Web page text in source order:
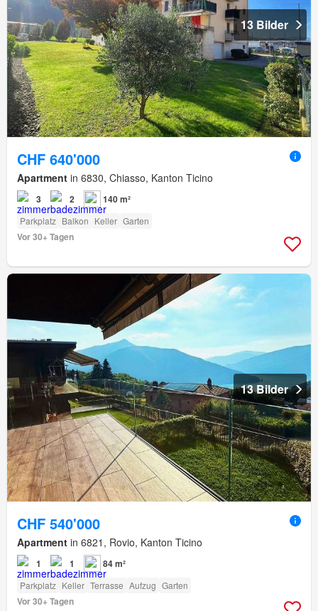
13 Bilder
CHF 640'000
Apartment in 6830, Chiasso, Kanton Ticino
3 2 140 m²
Parkplatz Balkon Keller Garten
Vor 30+ Tagen
13 Bilder
CHF 540'000
Apartment in 6821, Rovio, Kanton Ticino
1 1 84 m²
Parkplatz Keller Terrasse Aufzug Garten
Vor 30+ Tagen